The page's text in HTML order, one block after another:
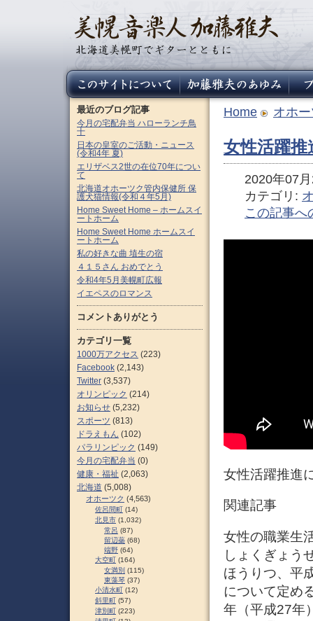
Home オホ
女性活躍
2020年07
カテゴリ:
この記事へ
女性活躍推進
関連記事
女性の職業生
しょくぎょう
ほうりつ、平
について定め
年（平成27年
最近のブログ記事
今月の宅配弁当 ハローランチ鳥
十
日本の皇室のご活動・ニュース
(令和4年 夏)
エリザベス2世の在位70年につい
て
北海道オホーツク管内保健所 保
護犬猫情報(令和４年5月)
Home Sweet Home – ホームスイ
ートホーム
Home Sweet Home ホームスイ
ートホーム
私の好きな曲 埴生の宿
４１５さん おめでとう
令和4年5月美幌町広報
イエペスのロマンス
コメントありがとう
カテゴリ一覧
1000万アクセス (223)
Facebook (2,143)
Twitter (3,537)
オリンピック (214)
お知らせ (5,232)
スポーツ (813)
ドラえもん (102)
パラリンピック (149)
今月の宅配弁当 (0)
健康・福祉 (2,063)
北海道 (5,008)
オホーツク (4,563)
佐呂間町 (14)
北見市 (1,032)
常呂 (87)
留辺蘂 (68)
端野 (64)
大空町 (164)
女満別 (115)
東藻琴 (37)
小清水町 (12)
斜里町 (57)
津別町 (223)